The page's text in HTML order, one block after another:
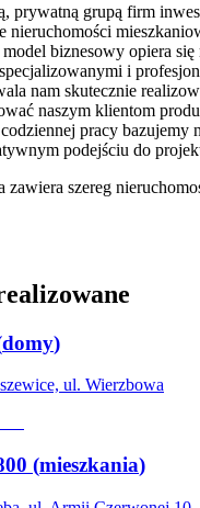
prywatną grupą firm
nieruchomości
biznesowy opiera się
i
nam skutecznie
naszym klientom
pracy bazujemy
podejściu do
zawiera szereg
domy)
ul. Wierzbowa
(mieszkania)